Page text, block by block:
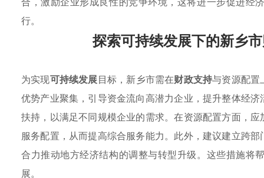
行。
探索可持续发展下的新乡
为实现可持续发展目标，新乡市需在财政支持与资源配置
优势产业聚集，引导资金流向高潜力企业，提升整体经
扶持，以满足不同规模企业的需求。在资源配置方面，
服务配置，从而提高综合服务能力。此外，建议建立跨
合力推动地方经济结构的调整与转型升级。这些措施将
展。